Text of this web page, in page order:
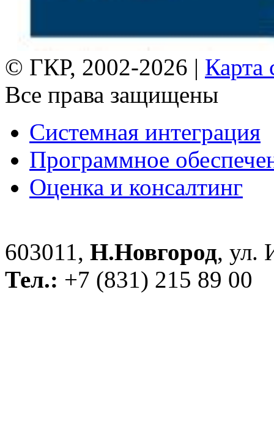
© ГКР, 2002-2026 | Карта
Все права защищены
Системная интеграция
Программное
Оценка и консалтинг
603011, Н.Новгород, ул.
Тел.: +7 (831) 215 89 00